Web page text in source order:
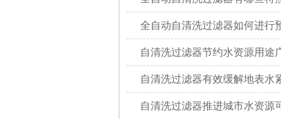
全自动自清洗过滤器如何进行
自清洗过滤器节约水资源用途
自清洗过滤器有效缓解地表水
自清洗过滤器推进城市水资源